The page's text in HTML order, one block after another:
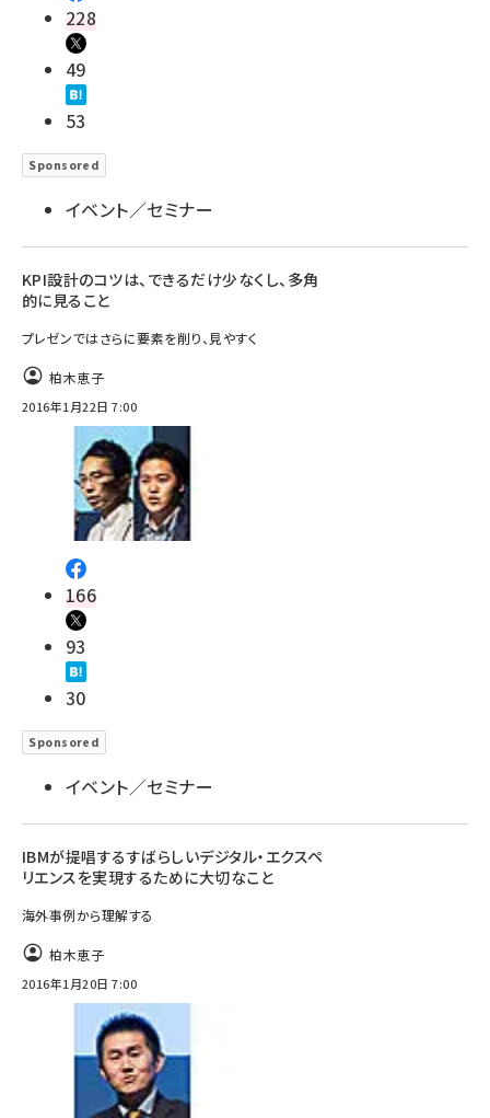
228
49
53
Sponsored
イベント／セミナー
KPI設計のコツは、できるだけ少なくし、多角
的に見ること
プレゼンではさらに要素を削り、見やすく
柏木恵子
2016年1月22日 7:00
166
93
30
Sponsored
イベント／セミナー
IBMが提唱するすばらしいデジタル・エクスペ
リエンスを実現するために大切なこと
海外事例から理解する
柏木恵子
2016年1月20日 7:00